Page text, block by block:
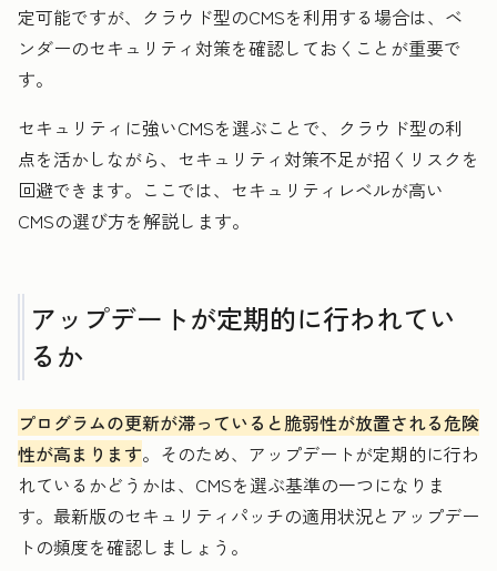
定可能ですが、クラウド型のCMSを利用する場合は、ベ
ンダーのセキュリティ対策を確認しておくことが重要で
す。
セキュリティに強いCMSを選ぶことで、クラウド型の利
点を活かしながら、セキュリティ対策不足が招くリスクを
回避できます。ここでは、セキュリティレベルが高い
CMSの選び方を解説します。
アップデートが定期的に行われてい
るか
プログラムの更新が滞っていると脆弱性が放置される危険
性が高まります。そのため、アップデートが定期的に行わ
れているかどうかは、CMSを選ぶ基準の一つになりま
す。最新版のセキュリティパッチの適用状況とアップデー
トの頻度を確認しましょう。